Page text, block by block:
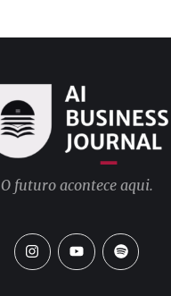
O futuro acontece aqui.